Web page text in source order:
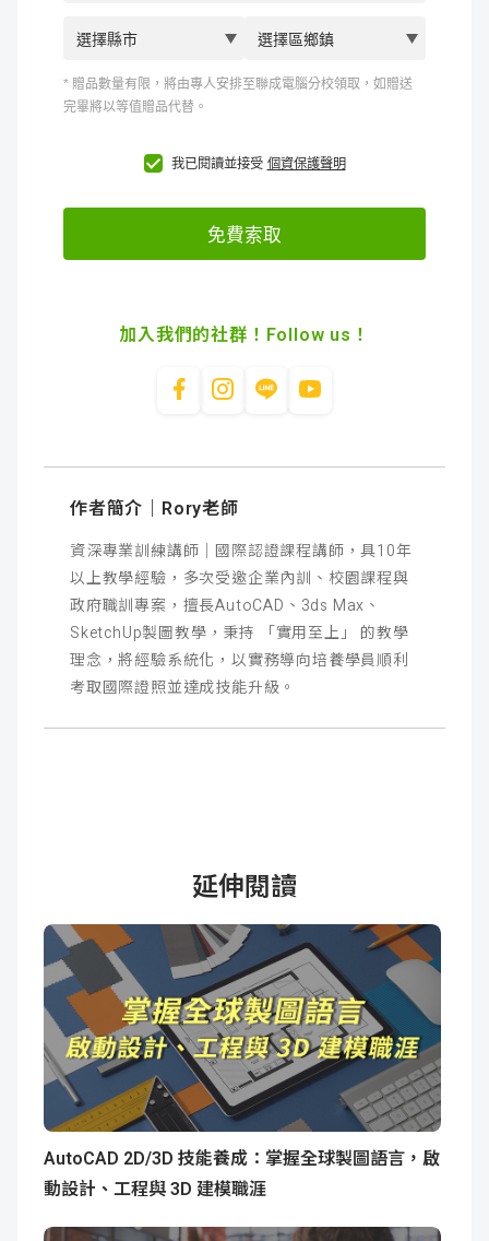
加入我們的社群！Follow us！
作者簡介｜Rory老師
資深專業訓練講師｜國際認證課程講師，具10年
以上教學經驗，多次受邀企業內訓、校園課程與
政府職訓專案，擅長AutoCAD、3ds Max 、
SketchUp製圖教學，秉持 「實用至上」 的教學
理念，將經驗系統化，以實務導向培養學員順利
考取國際證照並達成技能升級。
延伸閱讀
AutoCAD 2D/3D 技能養成：掌握全球製圖語言，啟
動設計、工程與 3D 建模職涯